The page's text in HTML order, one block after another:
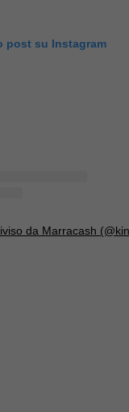
post su Instagram
da Marracash